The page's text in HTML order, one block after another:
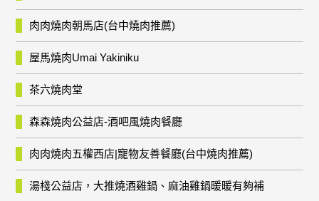
肉肉燒肉朝馬店(台中燒肉推薦)
屋馬燒肉Umai Yakiniku
茶六燒肉堂
森森燒肉公益店-酒吧風燒肉餐廳
肉肉燒肉五權西店|寵物友善餐廳(台中燒肉推薦)
湯棧公益店，大推燒酒雞鍋、麻油雞鍋暖暖有夠補